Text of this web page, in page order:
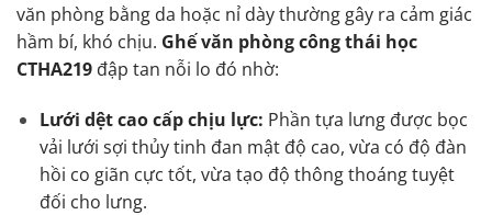
văn phòng bằng da hoặc nỉ dày thường gây ra cảm giác
hầm bí, khó chịu. Ghế văn phòng công thái học
CTHA219 đập tan nỗi lo đó nhờ:
Lưới dệt cao cấp chịu lực: Phần tựa lưng được bọc
vải lưới sợi thủy tinh đan mật độ cao, vừa có độ đàn
hồi co giãn cực tốt, vừa tạo độ thông thoáng tuyệt
đối cho lưng.